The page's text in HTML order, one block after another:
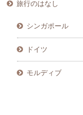
旅行のはなし
シンガポール
ドイツ
モルディブ